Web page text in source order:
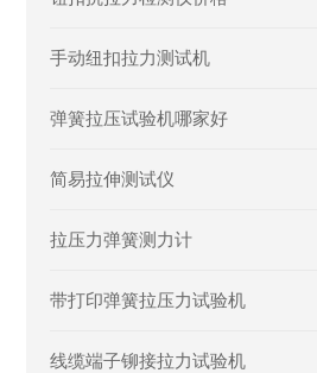
手动纽扣拉力测试机
弹簧拉压试验机哪家好
简易拉伸测试仪
拉压力弹簧测力计
带打印弹簧拉压力试验机
线缆端子铆接拉力试验机